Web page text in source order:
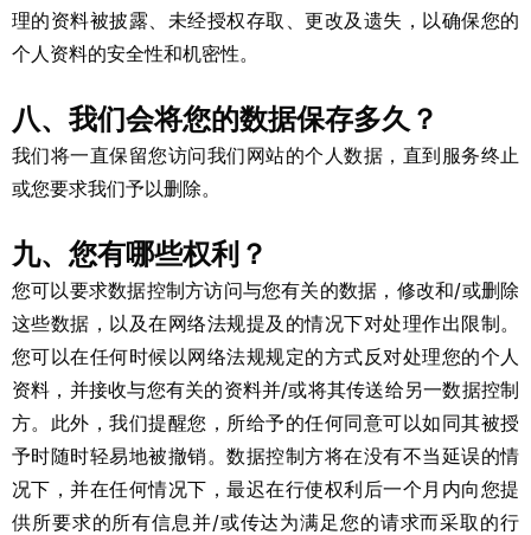
理的资料被披露、未经授权存取、更改及遗失，以确保您的
个人资料的安全性和机密性。
八、我们会将您的数据保存多久？
我们将一直保留您访问我们网站的个人数据，直到服务终止
或您要求我们予以删除。
九、您有哪些权利？
您可以要求数据控制方访问与您有关的数据，修改和/或删除
这些数据，以及在网络法规提及的情况下对处理作出限制。
您可以在任何时候以网络法规规定的方式反对处理您的个人
资料，并接收与您有关的资料并/或将其传送给另一数据控制
方。此外，我们提醒您，所给予的任何同意可以如同其被授
予时随时轻易地被撤销。数据控制方将在没有不当延误的情
况下，并在任何情况下，最迟在行使权利后一个月内向您提
供所要求的所有信息并/或传达为满足您的请求而采取的行